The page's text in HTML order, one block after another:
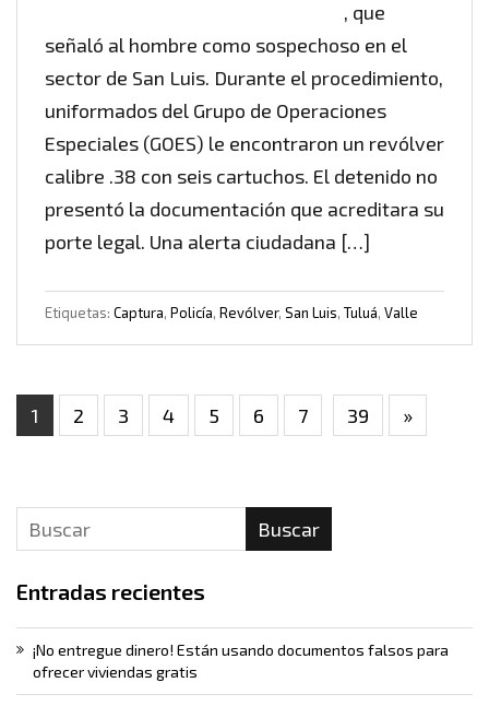
, que
señaló al hombre como sospechoso en el
sector de San Luis. Durante el procedimiento,
uniformados del Grupo de Operaciones
Especiales (GOES) le encontraron un revólver
calibre .38 con seis cartuchos. El detenido no
presentó la documentación que acreditara su
porte legal. Una alerta ciudadana […]
Etiquetas: Captura, Policía, Revólver, San Luis, Tuluá, Valle
1 2 3 4 5 6 7 39 »
Buscar
Entradas recientes
¡No entregue dinero! Están usando documentos falsos para
ofrecer viviendas gratis